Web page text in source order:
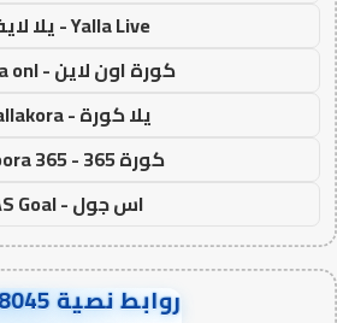
Yalla Live - يلا لايف
كورة اون لاين - koora onl
يلا كورة - yallakora
كورة 365 - kooora 365
اس جول - AS Goal
روابط نصية AA38045